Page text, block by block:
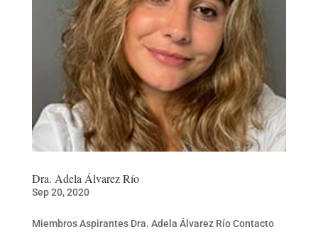
Dra. Adela Álvarez Río
Sep 20, 2020
Miembros Aspirantes Dra. Adela Álvarez Río Contacto